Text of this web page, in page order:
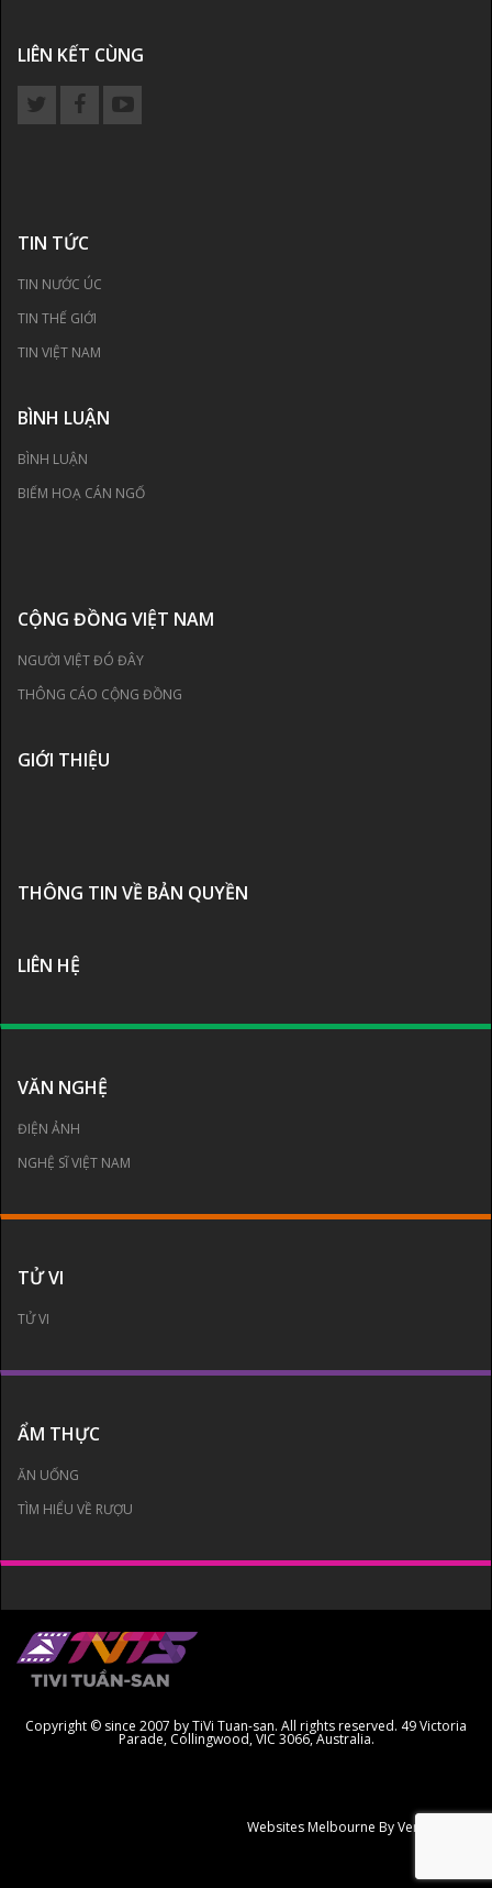
LIÊN KẾT CÙNG
TIN TỨC
TIN NƯỚC ÚC
TIN THẾ GIỚI
TIN VIỆT NAM
BÌNH LUẬN
BÌNH LUẬN
BIẾM HOẠ CÁN NGỐ
CỘNG ĐỒNG VIỆT NAM
NGƯỜI VIỆT ĐÓ ĐÂY
THÔNG CÁO CỘNG ĐỒNG
GIỚI THIỆU
THÔNG TIN VỀ BẢN QUYỀN
LIÊN HỆ
VĂN NGHỆ
ĐIỆN ẢNH
NGHỆ SĨ VIỆT NAM
TỬ VI
TỬ VI
ẨM THỰC
ĂN UỐNG
TÌM HIỂU VỀ RƯỢU
Copyright © since 2007 by TiVi Tuan-san. All rights reserved. 49 Victoria
Parade, Collingwood, VIC 3066, Australia.
Websites Melbourne By Ven Creative